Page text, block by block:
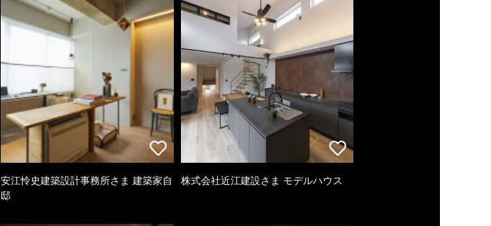
安江怜史建築設計事務所さま 建築家自
邸
株式会社近江建設さま モデルハウス